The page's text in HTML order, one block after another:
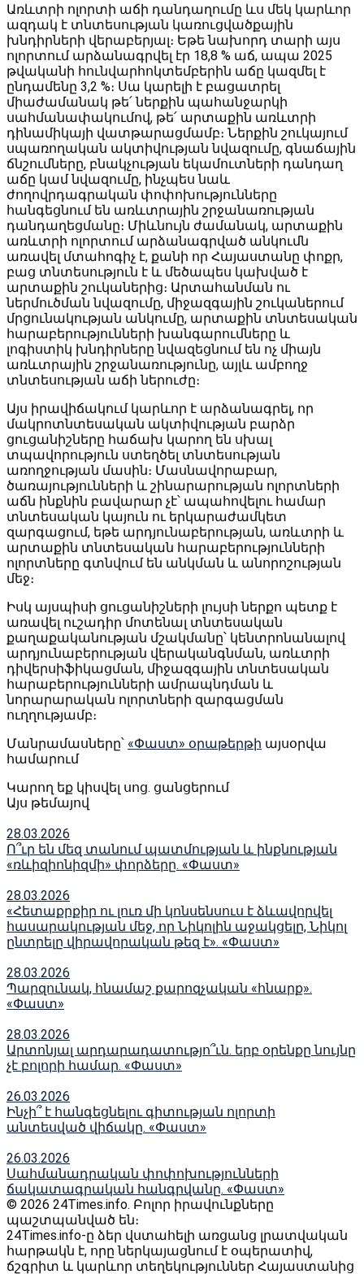
Առևտրի ոլորտի աճի դանդաղումը ևս մեկ կարևոր
ազդակ է տնտեսության կառուցվածքային
խնդիրների վերաբերյալ։ Եթե նախորդ տարի այս
ոլորտում արձանագրվել էր 18,8 % աճ, ապա 2025
թվականի հունվարհոկտեմբերին աճը կազմել է
ընդամենը 3,2 %։ Սա կարելի է բացատրել
միաժամանակ թե՛ ներքին պահանջարկի
սահմանափակումով, թե՛ արտաքին առևտրի
դինամիկայի վատթարացմամբ։ Ներքին շուկայում
սպառողական ակտիվության նվազումը, գնաճային
ճնշումները, բնակչության եկամուտների դանդաղ
աճը կամ նվազումը, ինչպես նաև
ժողովրդագրական փոփոխությունները
հանգեցնում են առևտրային շրջանառության
դանդաղեցմանը։ Միևնույն ժամանակ, արտաքին
առևտրի ոլորտում արձանագրված անկումն
առավել մտահոգիչ է, քանի որ Հայաստանը փոքր,
բաց տնտեսություն է և մեծապես կախված է
արտաքին շուկաներից։ Արտահանման ու
ներմուծման նվազումը, միջազգային շուկաներում
մրցունակության անկումը, արտաքին տնտեսական
հարաբերությունների խանգարումները և
լոգիստիկ խնդիրները նվազեցնում են ոչ միայն
առևտրային շրջանառությունը, այլև ամբողջ
տնտեսության աճի ներուժը։
Այս իրավիճակում կարևոր է արձանագրել, որ
մակրոտնտեսական ակտիվության բարձր
ցուցանիշները հաճախ կարող են սխալ
տպավորություն ստեղծել տնտեսության
առողջության մասին։ Մասնավորաբար,
ծառայությունների և շինարարության ոլորտների
աճն ինքնին բավարար չէ՝ ապահովելու համար
տնտեսական կայուն ու երկարաժամկետ
զարգացում, եթե արդյունաբերության, առևտրի և
արտաքին տնտեսական հարաբերությունների
ոլորտները գտնվում են անկման և անորոշության
մեջ։
Իսկ այսպիսի ցուցանիշների լույսի ներքո պետք է
առավել ուշադիր մոտենալ տնտեսական
քաղաքականության մշակմանը՝ կենտրոնանալով
արդյունաբերության վերականգնման, առևտրի
դիվերսիֆիկացման, միջազգային տնտեսական
հարաբերությունների ամրապնդման և
նորարարական ոլորտների զարգացման
ուղղությամբ։
Մանրամասները՝ «Փաստ» օրաթերթի այսօրվա
համարում
Կարող եք կիսվել սոց․ ցանցերում
Այս թեմայով
28.03.2026
Ո՞ւր են մեզ տանում պատմության և ինքնության
«ռևիզիոնիզմի» փորձերը. «Փաստ»
28.03.2026
«Հետաքրքիր ու լուռ մի կոնսենսուս է ձևավորվել
հասարակության մեջ, որ Նիկոլին աջակցելը, Նիկոլ
ընտրելը վիրավորական թեզ է». «Փաստ»
28.03.2026
Պարզունակ, հնամաշ քարոզչական «հնարք».
«Փաստ»
28.03.2026
Արտոնյալ արդարադատությո՞ւն. երբ օրենքը նույնը
չէ բոլորի համար. «Փաստ»
26.03.2026
Ինչի՞ է հանգեցնելու գիտության ոլորտի
անտեսված վիճակը. «Փաստ»
26.03.2026
Սահմանադրական փոփոխությունների
ճակատագրական հանգրվանը. «Փաստ»
© 2026 24Times.info․ Բոլոր իրավունքները
պաշտպանված են։
24Times.info-ը ձեր վստահելի առցանց լրատվական
հարթակն է, որը ներկայացնում է օպերատիվ,
ճշգրիտ և կարևոր տեղեկություններ Հայաստանից